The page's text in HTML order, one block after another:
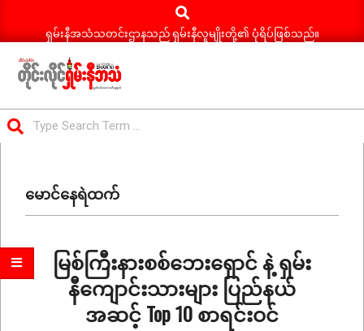
Search
ရှမ်းနီအသံသတင်းဌာနသည် ရှမ်းနီလူမျိုးတို့၏ ပုံရိပ်ဖြစ်သည်။
ရှမ်း
နီ
သတင်း
Menuမောင်နေရဲထက်
မြစ်ကြီးနားစစ်ဘေးရှောင် နဲ့ ရှမ်း
နီကျောင်းသားများ ပြည်နယ်
အဆင့် Top 10 စာရင်းဝင်